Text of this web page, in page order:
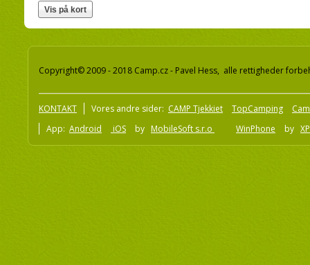
Copyright© 2009 - 2018 Camp.cz - Pavel Hess, alle rettigheder
KONTAKT Vores andre sider: CAMP Tjekkiet TopCamping
App: Android iOS by MobileSoft s.r.o WinPhone by